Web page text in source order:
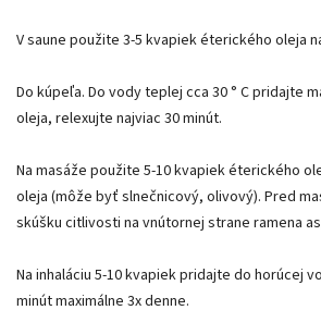
V saune použite 3-5 kvapiek éterického oleja
Do kúpeľa. Do vody teplej cca 30 ° C pridajte
oleja, relexujte najviac 30 minút.
Na masáže použite 5-10 kvapiek éterického
oleja (môže byť slnečnicový, olivový). Pred
skúšku citlivosti na vnútornej strane ramena
Na inhaláciu 5-10 kvapiek pridajte do horúcej
minút maximálne 3x denne.